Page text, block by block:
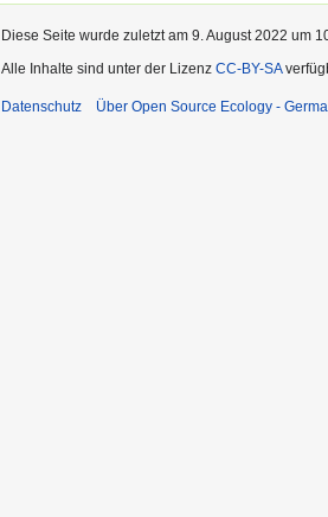
Diese Seite wurde zuletzt am 9. August 2022 um
Alle Inhalte sind unter der Lizenz CC-BY-SA
Datenschutz Über Open Source Ecology -